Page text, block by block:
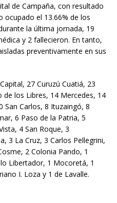
de Campaña, con resultado
ocupado el 13.66% de los
la última jornada, 19
y 2 fallecieron. En tanto,
preventivamente en sus
27 Curuzú Cuatiá, 23
los Libres, 14 Mercedes, 14
San Carlos, 8 Ituzaingó, 8
6 Paso de la Patria, 5
4 San Roque, 3
3 La Cruz, 3 Carlos Pellegrini,
2 Colonia Pando, 1
Libertador, 1 Mocoretá, 1
I. Loza y 1 de Lavalle.